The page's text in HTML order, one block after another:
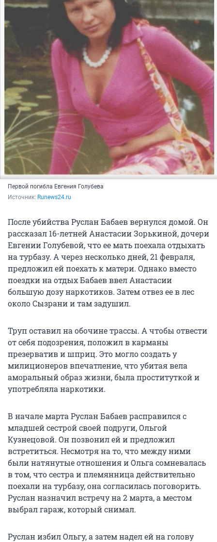
Первой погибла Евгения Голубева
Источник: Runews24.ru
После убийства Руслан Бабаев вернулся домой. Он
рассказал 16-летней Анастасии Зорькиной, дочери
Евгении Голубевой, что ее мать поехала отдыхать
на турбазу. А через несколько дней, 21 февраля,
предложил ей поехать к матери. Однако вместо
поездки на отдых Бабаев ввел Анастасии
большую дозу наркотиков. Затем отвез ее в лес
около Сызрани и там задушил.
Труп оставил на обочине трассы. А чтобы отвести
от себя подозрения, положил в карманы
презерватив и шприц. Это могло создать у
милиционеров впечатление, что убитая вела
аморальный образ жизни, была проституткой и
употребляла наркотики.
В начале марта Руслан Бабаев расправился с
младшей сестрой своей подруги, Ольгой
Кузнецовой. Он позвонил ей и предложил
встретиться. Несмотря на то, что между ними
были натянутые отношения и Ольга сомневалась
в том, что сестра и племянница действительно
поехали на турбазу, она согласилась поговорить.
Руслан назначил встречу на 2 марта, а местом
выбрал гараж, который снимал.
Руслан избил Ольгу, а затем надел ей на голову